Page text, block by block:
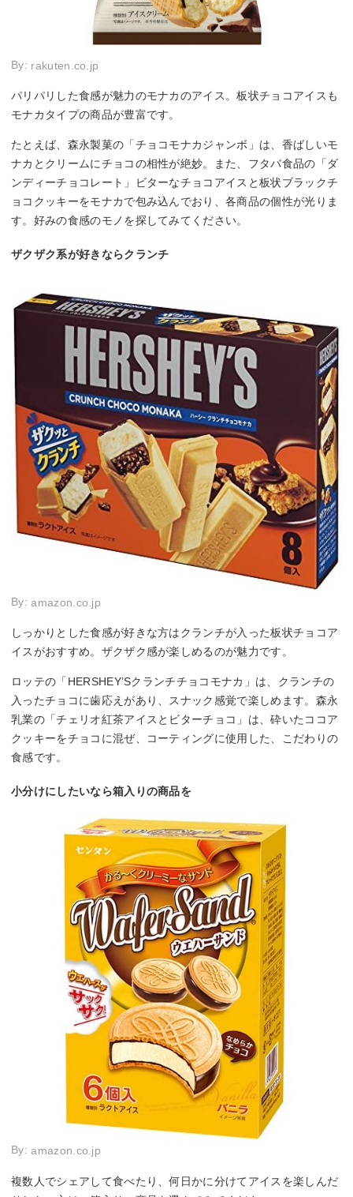
By: rakuten.co.jp
パリパリした食感が魅力のモナカのアイス。板状チョコアイスも
モナカタイプの商品が豊富です。
たとえば、森永製菓の「チョコモナカジャンボ」は、香ばしいモ
ナカとクリームにチョコの相性が絶妙。また、フタバ食品の「ダ
ンディーチョコレート」ビターなチョコアイスと板状ブラックチ
ョコクッキーをモナカで包み込んでおり、各商品の個性が光りま
す。好みの食感のモノを探してみてください。
ザクザク系が好きならクランチ
By:amazon.co.jp
しっかりとした食感が好きな方はクランチが入った板状チョコア
イスがおすすめ。ザクザク感が楽しめるのが魅力です。
ロッテの「HERSHEY’Sクランチチョコモナカ」は、クランチの
入ったチョコに歯応えがあり、スナック感覚で楽しめます。森永
乳業の「チェリオ紅茶アイスとビターチョコ」は、砕いたココア
クッキーをチョコに混ぜ、コーティングに使用した、こだわりの
食感です。
小分けにしたいなら箱入りの商品を
By:amazon.co.jp
複数人でシェアして食べたり、何日かに分けてアイスを楽しんだ